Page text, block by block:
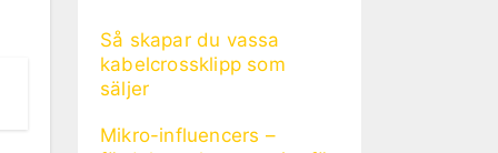
Så skapar du vassa
kabelcrossklipp som
säljer
Mikro-influencers –